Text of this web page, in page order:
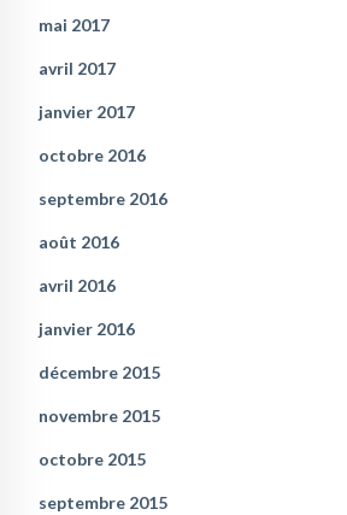
mai 2017
avril 2017
janvier 2017
octobre 2016
septembre 2016
août 2016
avril 2016
janvier 2016
décembre 2015
novembre 2015
octobre 2015
septembre 2015